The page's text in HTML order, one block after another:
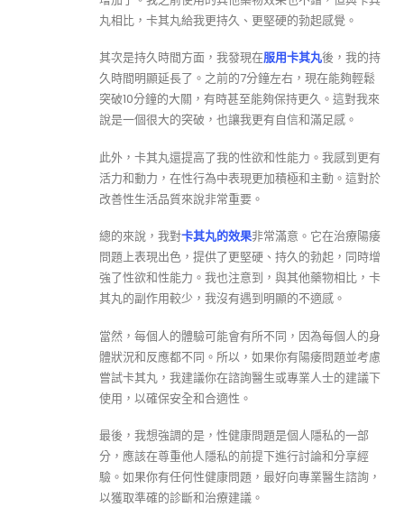
丸相比，卡其丸給我更持久、更堅硬的勃起感覺。
其次是持久時間方面，我發現在服用卡其丸後，我的持
久時間明顯延長了。之前的7分鐘左右，現在能夠輕鬆
突破10分鐘的大關，有時甚至能夠保持更久。這對我來
說是一個很大的突破，也讓我更有自信和滿足感。
此外，卡其丸還提高了我的性欲和性能力。我感到更有
活力和動力，在性行為中表現更加積極和主動。這對於
改善性生活品質來說非常重要。
總的來說，我對卡其丸的效果非常滿意。它在治療陽痿
問題上表現出色，提供了更堅硬、持久的勃起，同時增
強了性欲和性能力。我也注意到，與其他藥物相比，卡
其丸的副作用較少，我沒有遇到明顯的不適感。
當然，每個人的體驗可能會有所不同，因為每個人的身
體狀況和反應都不同。所以，如果你有陽痿問題並考慮
嘗試卡其丸，我建議你在諮詢醫生或專業人士的建議下
使用，以確保安全和合適性。
最後，我想強調的是，性健康問題是個人隱私的一部
分，應該在尊重他人隱私的前提下進行討論和分享經
驗。如果你有任何性健康問題，最好向專業醫生諮詢，
以獲取準確的診斷和治療建議。